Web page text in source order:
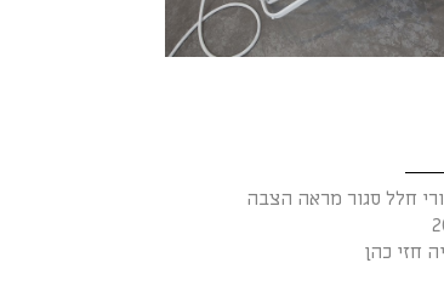
חלל סגור מראה הצבה
חזי כהן